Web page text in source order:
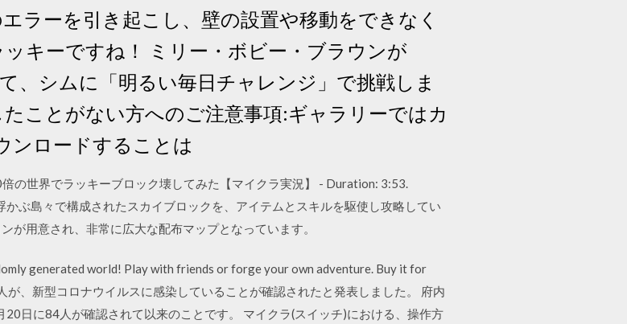
ラーを引き起こし、壁の設置や移動をできなく
キーですね！ ミリー・ボビー・ブラウンが
、シムに「明るい毎日チャレンジ」で挑戦しま
ことがない方へのご注意事項:ギャラリーではカ
ンロードすることは
の世界でラッキーブロック壊してみた【マイクラ実況】 - Duration: 3:53.
ぶ島々で構成されたスカイブロックを、アイテムとスキルを駆使し攻略してい
が用意され、非常に広大な配布マップとなっています。
generated world! Play with friends or forge your own adventure. Buy it for
、新型コロナウイルスに感染していることが確認されたと発表しました。 府内
日に84人が確認されて以来のことです。 マイクラ(スイッチ)における、操作方